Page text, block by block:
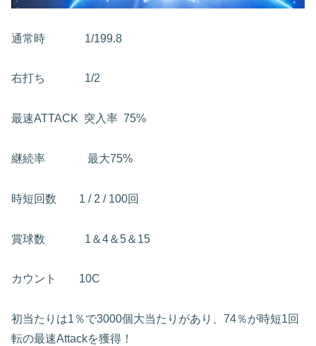
通常時 1/199.8
右打ち 1/2
最速ATTACK 突入率 75%
継続率 最大75%
時短回数 1 / 2 / 100回
賞球数 1＆4＆5＆15
カウント 10C
初当たりは1％で3000個大当たりがあり、74％が時短1回
転の最速Attackを獲得！